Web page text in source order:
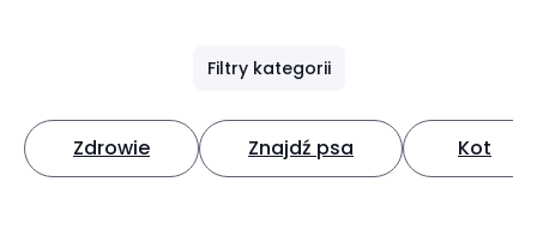
Filtry kategorii
Zdrowie Znajdź psa Kot